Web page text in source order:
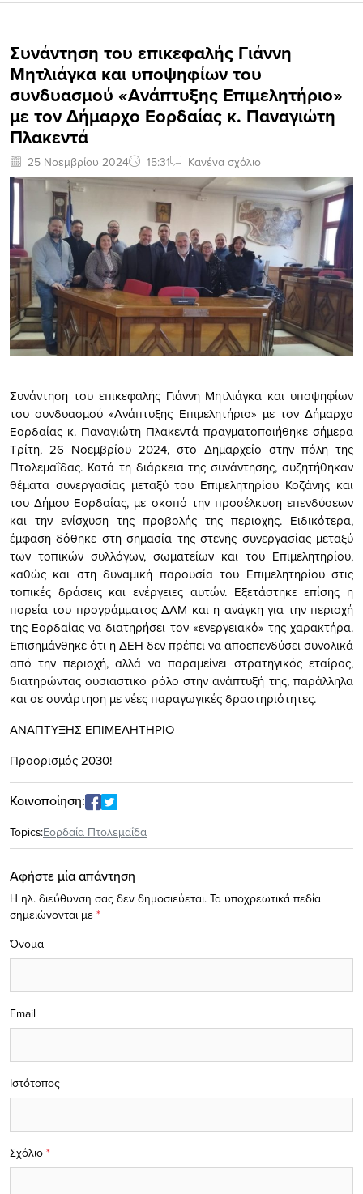
Συνάντηση του επικεφαλής Γιάννη
Μητλιάγκα και υποψηφίων του
συνδυασμού «Ανάπτυξης Επιμελητήριο»
με τον Δήμαρχο Εορδαίας κ. Παναγιώτη
Πλακεντά
25 Νοεμβρίου 2024 15:31 Κανένα σχόλιο
Συνάντηση του επικεφαλής Γιάννη Μητλιάγκα και υποψηφίων
του συνδυασμού «Ανάπτυξης Επιμελητήριο» με τον Δήμαρχο
Εορδαίας κ. Παναγιώτη Πλακεντά πραγματοποιήθηκε σήμερα
Τρίτη, 26 Νοεμβρίου 2024, στο Δημαρχείο στην πόλη της
Πτολεμαΐδας. Κατά τη διάρκεια της συνάντησης, συζητήθηκαν
θέματα συνεργασίας μεταξύ του Επιμελητηρίου Κοζάνης και
του Δήμου Εορδαίας, με σκοπό την προσέλκυση επενδύσεων
και την ενίσχυση της προβολής της περιοχής. Ειδικότερα,
έμφαση δόθηκε στη σημασία της στενής συνεργασίας μεταξύ
των τοπικών συλλόγων, σωματείων και του Επιμελητηρίου,
καθώς και στη δυναμική παρουσία του Επιμελητηρίου στις
τοπικές δράσεις και ενέργειες αυτών. Εξετάστηκε επίσης η
πορεία του προγράμματος ΔΑΜ και η ανάγκη για την περιοχή
της Εορδαίας να διατηρήσει τον «ενεργειακό» της χαρακτήρα.
Επισημάνθηκε ότι η ΔΕΗ δεν πρέπει να αποεπενδύσει συνολικά
από την περιοχή, αλλά να παραμείνει στρατηγικός εταίρος,
διατηρώντας ουσιαστικό ρόλο στην ανάπτυξή της, παράλληλα
και σε συνάρτηση με νέες παραγωγικές δραστηριότητες.
ΑΝΑΠΤΥΞΗΣ ΕΠΙΜΕΛΗΤΗΡΙΟ
Προορισμός 2030!
Κοινοποίηση:
Topics:Εορδαία Πτολεμαΐδα
Αφήστε μία απάντηση
Η ηλ. διεύθυνση σας δεν δημοσιεύεται. Τα υποχρεωτικά πεδία
σημειώνονται με *
Σχόλιο *
Όνομα
Email
Ιστότοπος